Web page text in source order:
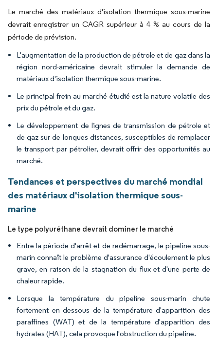
Le marché des matériaux d'isolation thermique sous-marine
devrait enregistrer un CAGR supérieur à 4 % au cours de la
période de prévision.
L'augmentation de la production de pétrole et de gaz dans la
région nord-américaine devrait stimuler la demande de
matériaux d'isolation thermique sous-marine.
Le principal frein au marché étudié est la nature volatile des
prix du pétrole et du gaz.
Le développement de lignes de transmission de pétrole et
de gaz sur de longues distances, susceptibles de remplacer
le transport par pétrolier, devrait offrir des opportunités au
marché.
Tendances et perspectives du marché mondial
des matériaux d'isolation thermique sous-
marine
Le type polyuréthane devrait dominer le marché
Entre la période d'arrêt et de redémarrage, le pipeline sous-
marin connaît le problème d'assurance d'écoulement le plus
grave, en raison de la stagnation du flux et d'une perte de
chaleur rapide.
Lorsque la température du pipeline sous-marin chute
fortement en dessous de la température d'apparition des
paraffines (WAT) et de la température d'apparition des
hydrates (HAT), cela provoque l'obstruction du pipeline.